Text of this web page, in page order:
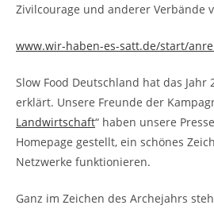
Zivilcourage und anderer Verbände
www.wir-haben-es-satt.de/start/
Slow Food Deutschland hat das Jahr
erklärt. Unsere Freunde der
Landwirtschaft“ haben unsere
Homepage gestellt, ein schönes
Netzwerke funktionieren.
Ganz im Zeichen des Archejahrs